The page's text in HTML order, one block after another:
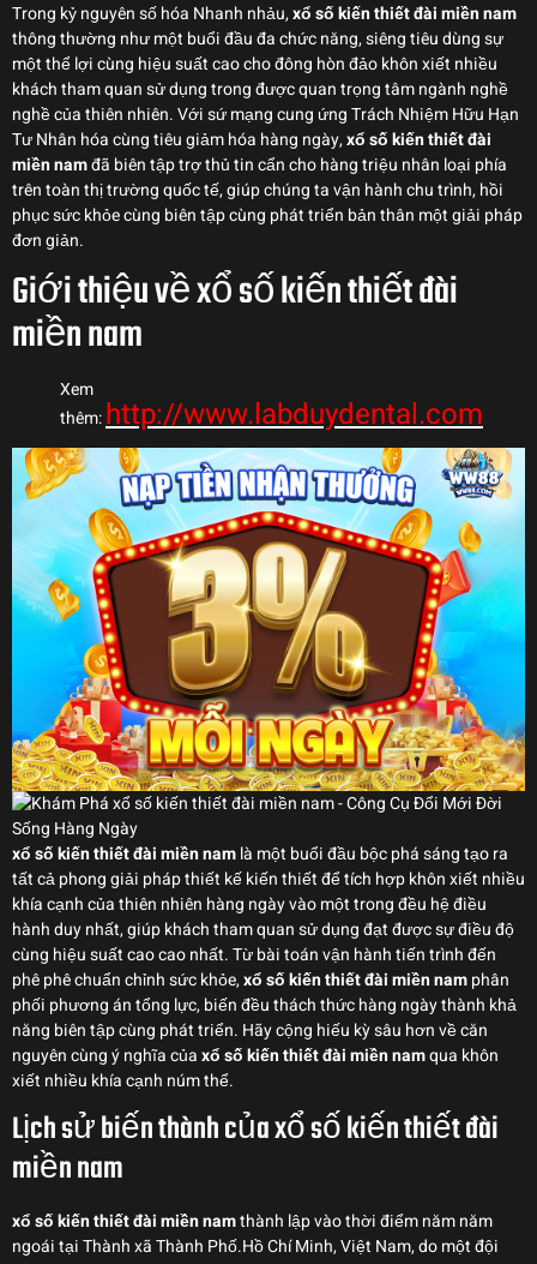
Trong kỷ nguyên số hóa Nhanh nhảu,xổ số kiến thiết đài miền nam
thông thường như một buổi đầu đa chức năng, siêng tiêu dùng sự
một thể lợi cùng hiệu suất cao cho đông hòn đảo khôn xiết nhiều
khách tham quan sử dụng trong được quan trọng tâm ngành nghề
nghề của thiên nhiên. Với sứ mạng cung ứng Trách Nhiệm Hữu Hạn
Tư Nhân hóa cùng tiêu giảm hóa hàng ngày,xổ số kiến thiết đài
miền namđã biên tập trợ thủ tin cẩn cho hàng triệu nhân loại phía
trên toàn thị trường quốc tế, giúp chúng ta vận hành chu trình, hồi
phục sức khỏe cùng biên tập cùng phát triển bản thân một giải pháp
đơn giản.
Giới thiệu về xổ số kiến thiết đài
miền nam
Xem
thêm:http://www.labduydental.com
xổ số kiến thiết đài miền namlà một buổi đầu bộc phá sáng tạo ra
tất cả phong giải pháp thiết kế kiến thiết để tích hợp khôn xiết nhiều
khía cạnh của thiên nhiên hàng ngày vào một trong đều hệ điều
hành duy nhất, giúp khách tham quan sử dụng đạt được sự điều độ
cùng hiệu suất cao cao nhất. Từ bài toán vận hành tiến trình đến
phê phê chuẩn chỉnh sức khỏe,xổ số kiến thiết đài miền namphân
phối phương án tổng lực, biến đều thách thức hàng ngày thành khả
năng biên tập cùng phát triển. Hãy cộng hiếu kỳ sâu hơn về căn
nguyên cùng ý nghĩa củaxổ số kiến thiết đài miền namqua khôn
xiết nhiều khía cạnh núm thể.
Lịch sử biến thành của xổ số kiến thiết đài
miền nam
xổ số kiến thiết đài miền namthành lập vào thời điểm năm năm
ngoái tại Thành xã Thành Phố.Hồ Chí Minh, Việt Nam, do một đội